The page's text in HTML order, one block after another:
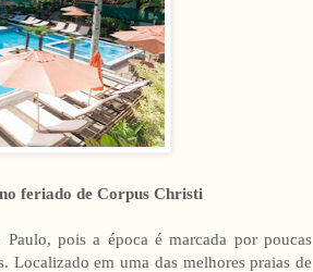
feriado de Corpus Christi
pois a época é marcada por poucas
Localizado em uma das melhores praias de